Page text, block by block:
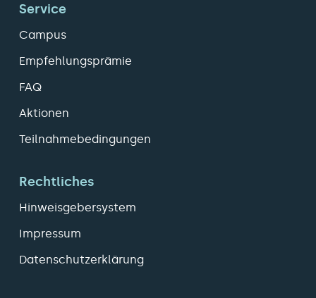
Service
Campus
Empfehlungsprämie
FAQ
Aktionen
Teilnahmebedingungen
Rechtliches
Hinweisgebersystem
Impressum
Datenschutzerklärung